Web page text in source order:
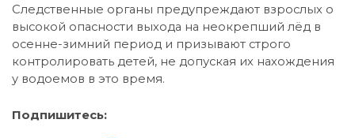
Следственные органы предупреждают взрослых о
высокой опасности выхода на неокрепший лёд в
осенне-зимний период и призывают строго
контролировать детей, не допуская их нахождения
у водоемов в это время.
Подпишитесь: